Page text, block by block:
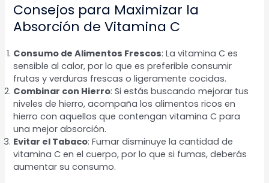
Consejos para Maximizar la
Absorción de Vitamina C
Consumo de Alimentos Frescos: La vitamina C es
sensible al calor, por lo que es preferible consumir
frutas y verduras frescas o ligeramente cocidas.
Combinar con Hierro: Si estás buscando mejorar tus
niveles de hierro, acompaña los alimentos ricos en
hierro con aquellos que contengan vitamina C para
una mejor absorción.
Evitar el Tabaco: Fumar disminuye la cantidad de
vitamina C en el cuerpo, por lo que si fumas, deberás
aumentar su consumo.